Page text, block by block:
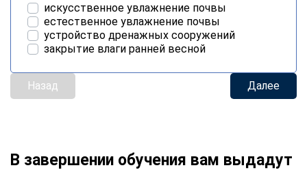
искусственное увлажнение почвы
естественное увлажнение почвы
устройство дренажных сооружений
закрытие влаги ранней весной
Назад Далее
В завершении обучения вам выдадут